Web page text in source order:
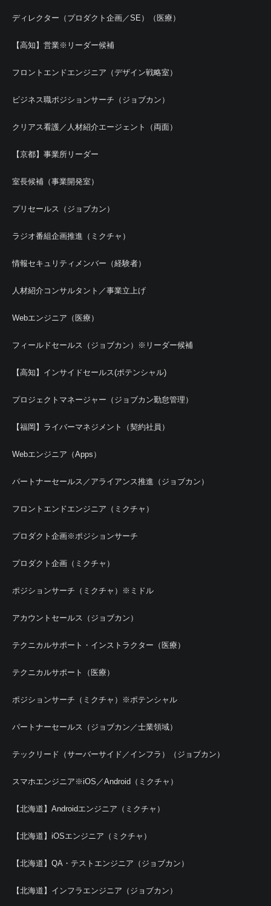
ディレクター（プロダクト企画／SE）（医療）
【高知】営業※リーダー候補
フロントエンドエンジニア（デザイン戦略室）
ビジネス職ポジションサーチ（ジョブカン）
クリアス看護／人材紹介エージェント（両面）
【京都】事業所リーダー
室長候補（事業開発室）
プリセールス（ジョブカン）
ラジオ番組企画推進（ミクチャ）
情報セキュリティメンバー（経験者）
人材紹介コンサルタント／事業立上げ
Webエンジニア（医療）
フィールドセールス（ジョブカン）※リーダー候補
【高知】インサイドセールス(ポテンシャル)
プロジェクトマネージャー（ジョブカン勤怠管理）
【福岡】ライバーマネジメント（契約社員）
Webエンジニア（Apps）
パートナーセールス／アライアンス推進（ジョブカン）
フロントエンドエンジニア（ミクチャ）
プロダクト企画※ポジションサーチ
プロダクト企画（ミクチャ）
ポジションサーチ（ミクチャ）※ミドル
アカウントセールス（ジョブカン）
テクニカルサポート・インストラクター（医療）
テクニカルサポート（医療）
ポジションサーチ（ミクチャ）※ポテンシャル
パートナーセールス（ジョブカン／士業領域）
テックリード（サーバーサイド／インフラ）（ジョブカン）
スマホエンジニア※iOS／Android（ミクチャ）
【北海道】Androidエンジニア（ミクチャ）
【北海道】iOSエンジニア（ミクチャ）
【北海道】QA・テストエンジニア（ジョブカン）
【北海道】インフラエンジニア（ジョブカン）